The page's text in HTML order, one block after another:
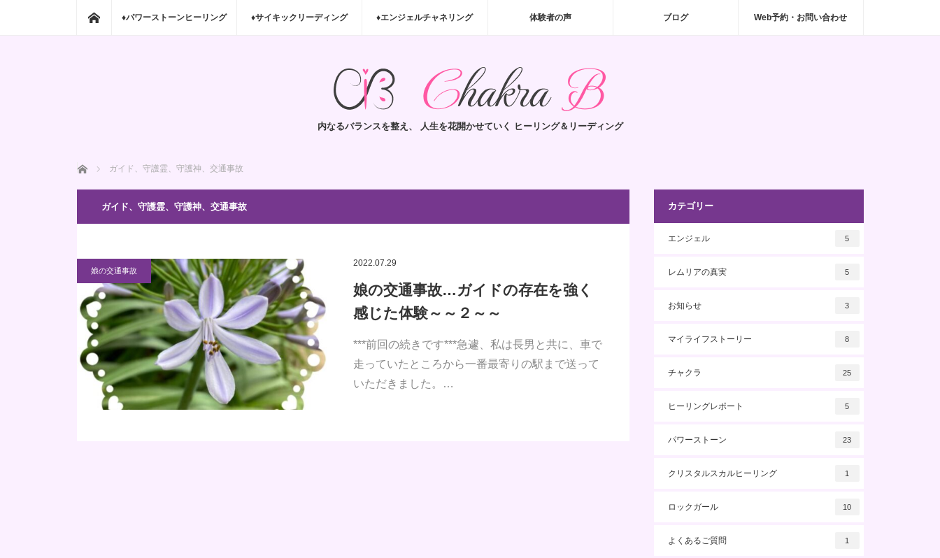
ホーム
♦パワーストーンヒーリング ♦サイキックリーディング ♦エンジェルチャネリング 体験者の声 ブログ Web予約・お問い合わせ
内なるバランスを整え、 人生を花開かせていく ヒーリング＆リーディング
ホーム ガイド、守護霊、守護神、交通事故
ガイド、守護霊、守護神、交通事故
娘の交通事故
2022.07.29
娘の交通事故…ガイドの存在を強く
感じた体験～～２～～
***前回の続きです***急遽、私は長男と共に、車で
走っていたところから一番最寄りの駅まで送って
いただきました。…
カテゴリー
エンジェル 5
レムリアの真実 5
お知らせ 3
マイライフストーリー 8
チャクラ 25
ヒーリングレポート 5
パワーストーン 23
クリスタルスカルヒーリング 1
ロックガール 10
よくあるご質問 1